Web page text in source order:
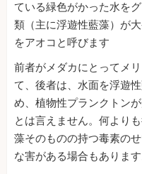
ている緑色がかった水を
類（主に浮遊性藍藻）が
をアオコと呼びます
前者がメダカにとってメ
て、後者は、水面を浮遊
め、植物性プランクトン
とは言えません。何より
藻そのものの持つ毒素の
な害がある場合もあります